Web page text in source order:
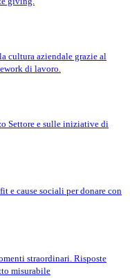
cultura aziendale grazie al
di lavoro.
Settore e sulle iniziative di
e cause sociali per donare con
straordinari. Risposte
misurabile